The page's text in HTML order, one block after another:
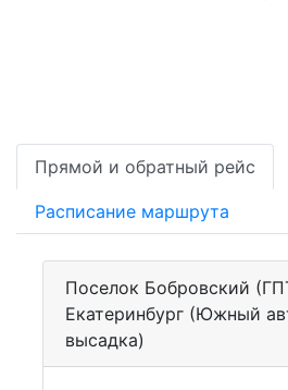
Прямой и обратный рейс
Расписание маршрута
Поселок Бобровский
Екатеринбург (Южный
высадка)